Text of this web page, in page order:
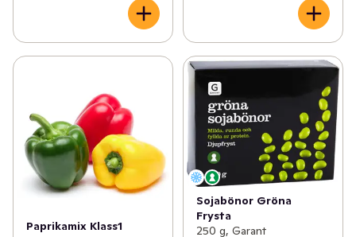
Paprikamix Klass1
Sojabönor Gröna
Frysta
250 g, Garant